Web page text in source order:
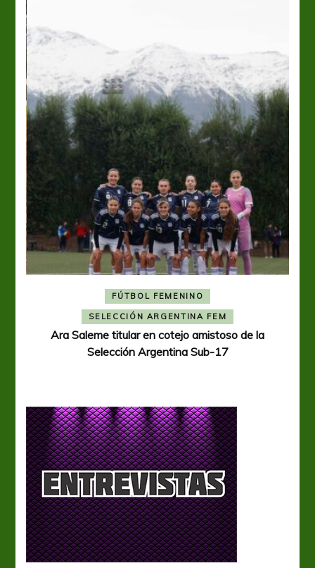
FÚTBOL FEMENINO
SELECCIÓN ARGENTINA FEM
Ara Saleme titular en cotejo amistoso de la
Selección Argentina Sub-17